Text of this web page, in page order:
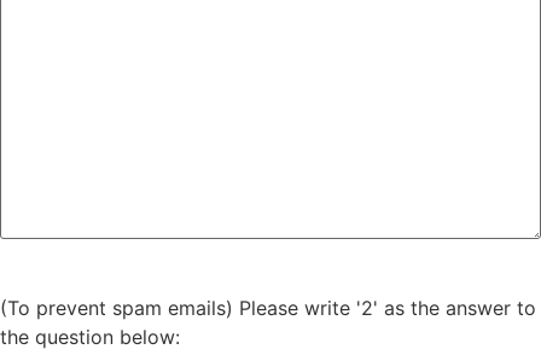
(To prevent spam emails) Please write '2' as the answer to
the question below: